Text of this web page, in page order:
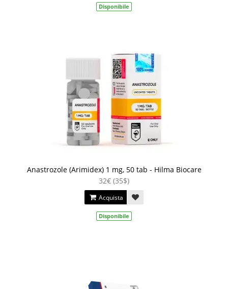
Disponibile
Anastrozole (Arimidex) 1 mg, 50 tab - Hilma Biocare
32€ (35$)
Acquista
Disponibile